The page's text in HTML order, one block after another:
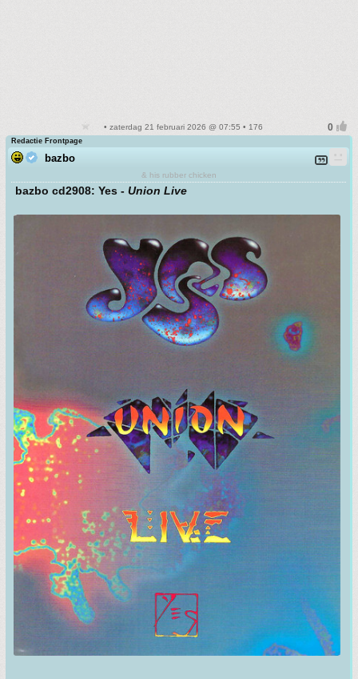
• zaterdag 21 februari 2026 @ 07:55 • 176
Redactie Frontpage
bazbo
& his rubber chicken
bazbo cd2908: Yes - Union Live